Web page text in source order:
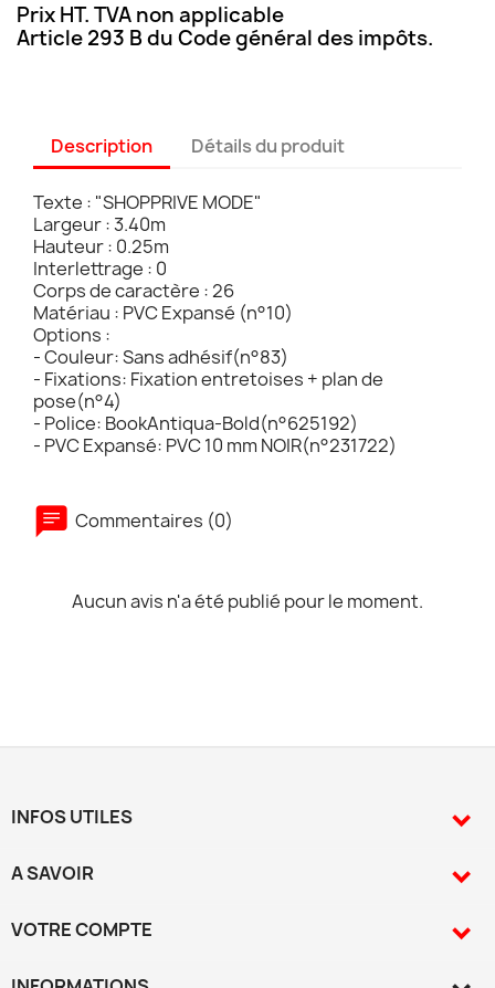
Prix HT. TVA non applicable
Article 293 B du Code général des impôts.
Description Détails du produit
Texte : "SHOPPRIVE MODE"
Largeur : 3.40m
Hauteur : 0.25m
Interlettrage : 0
Corps de caractère : 26
Matériau : PVC Expansé (n°10)
Options :
- Couleur: Sans adhésif(n°83)
- Fixations: Fixation entretoises + plan de
pose(n°4)
- Police: BookAntiqua-Bold(n°625192)
- PVC Expansé: PVC 10 mm NOIR(n°231722)
Commentaires (0)
Aucun avis n'a été publié pour le moment.
INFOS UTILES 
A SAVOIR 
VOTRE COMPTE 